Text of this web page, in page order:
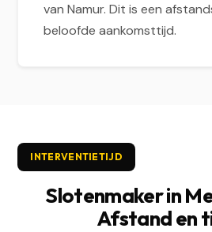
van Namur. Dit is een
beloofde aankomsttijd.
INTERVENTIETIJD
Slotenmaker in
Afstand en